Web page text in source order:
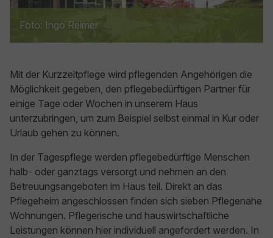
Foto: Ingo Reimer
Mit der Kurzzeitpflege wird pflegenden Angehörigen die
Möglichkeit gegeben, den pflegebedürftigen Partner für
einige Tage oder Wochen in unserem Haus
unterzubringen, um zum Beispiel selbst einmal in Kur oder
Urlaub gehen zu können.
In der Tagespflege werden pflegebedürftige Menschen
halb- oder ganztags versorgt und nehmen an den
Betreuungsangeboten im Haus teil. Direkt an das
Pflegeheim angeschlossen finden sich sieben Pflegenahe
Wohnungen. Pflegerische und hauswirtschaftliche
Leistungen können hier individuell angefordert werden. In